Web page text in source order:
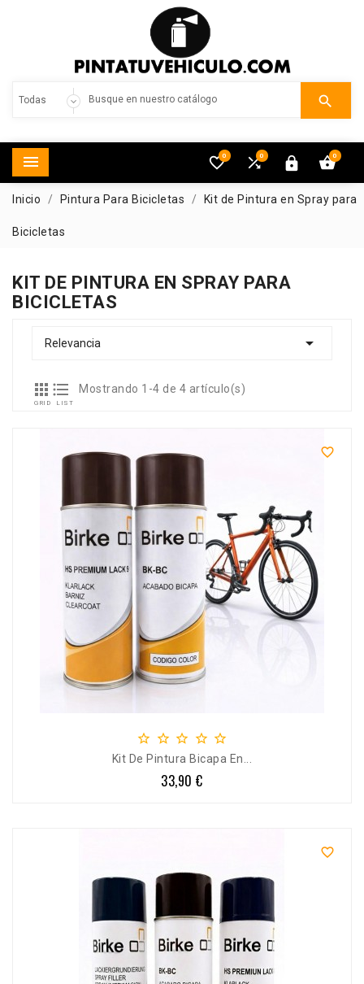

 0


0
0
Inicio Pintura Para Bicicletas Kit de Pintura en Spray para
Bicicletas
KIT DE PINTURA EN SPRAY PARA
BICICLETAS
Relevancia 

GRID

LIST
Mostrando 1-4 de 4 artículo(s)

    
Kit De Pintura Bicapa En...
Precio
33,90 €
